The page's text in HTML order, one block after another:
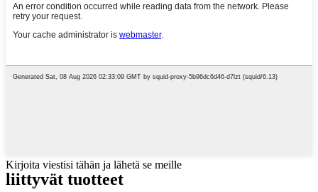
Kirjoita viestisi tähän ja lähetä se meille
liittyvät tuotteet